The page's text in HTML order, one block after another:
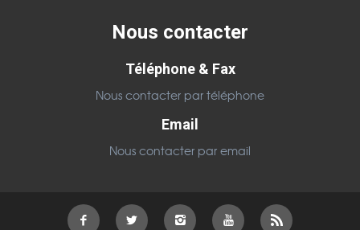
Nous contacter
Téléphone & Fax
Nous contacter par téléphone
Email
Nous contacter par email